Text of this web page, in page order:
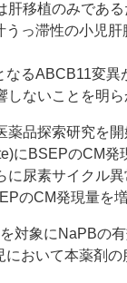
肝移植のみであ
うっ滞性の小児
なるABCB11変
ないことを明ら
薬品探索研究を
にBSEPのCM
に尿素サイクル
のCM発現量を
対象にNaPBの
おいて本薬剤